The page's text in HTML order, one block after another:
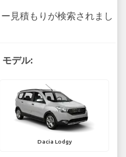
見積もりが検索されまし
デル:
Dacia Lodgy